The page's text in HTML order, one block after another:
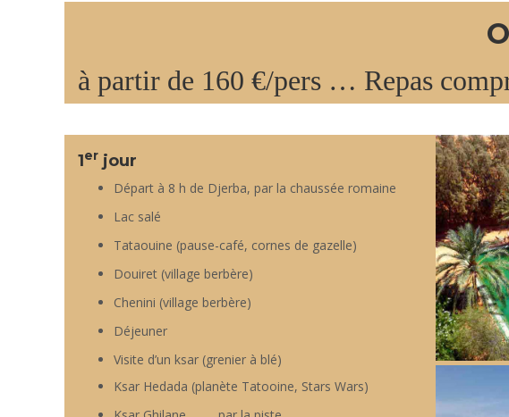
à partir de 160 €/pers … Repas
1er jour
Départ à 8 h de Djerba, par la chaussée romaine
Lac salé
Tataouine (pause-café, cornes de gazelle)
Douiret (village berbère)
Chenini (village berbère)
Déjeuner
Visite d’un ksar (grenier à blé)
Ksar Hedada (planète Tatooine, Stars Wars)